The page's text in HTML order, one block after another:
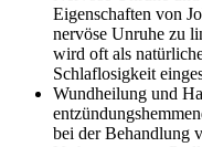
Eigenschaften von
nervöse Unruhe zu
wird oft als
Schlaflosigkeit
Wundheilung und
bei der Behandlung